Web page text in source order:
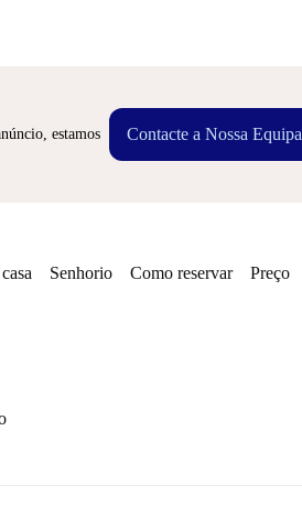
estamos
Contacte a Nossa Equipa
Senhorio Como reservar Preço